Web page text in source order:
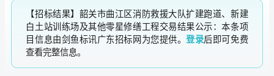
【招标结果】韶关市曲江区消防救援大队扩建跑道、新建
白土站训练场及其他零星修缮工程交易结果公示：本条项
目信息由剑鱼标讯广东招标网为您提供。登录后即可免费
查看完整信息。